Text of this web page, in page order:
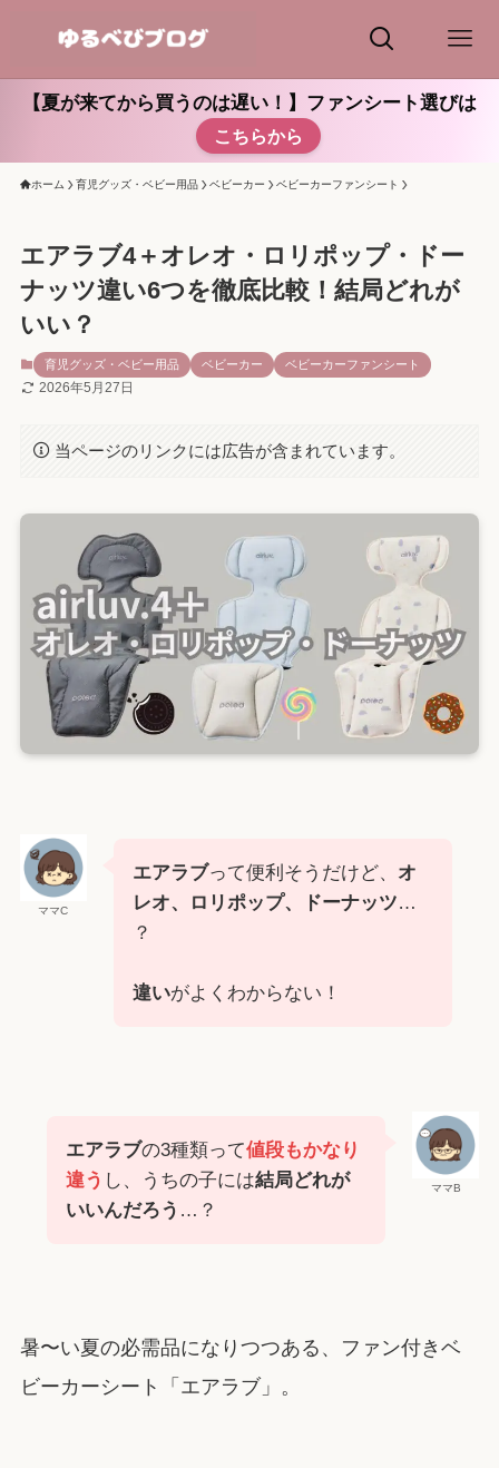
【夏が来てから買うのは遅い！】ファンシート選びは
こちらから
ホーム 育児グッズ・ベビー用品 ベビーカー ベビーカーファンシート
エアラブ4＋オレオ・ロリポップ・ドー
ナッツ違い6つを徹底比較！結局どれが
いい？
育児グッズ・ベビー用品 ベビーカー ベビーカーファンシート
2026年5月27日
当ページのリンクには広告が含まれています。
ママC
エアラブって便利そうだけど、 オ
レオ、ロリポップ、ドーナッツ…
？
違いがよくわからない！
ママB
エアラブの3種類って値段もかなり
違う し、うちの子には結局どれが
いいんだろう …？
暑〜い夏の必需品になりつつある、ファン付きベ
ビーカーシート「エアラブ」。